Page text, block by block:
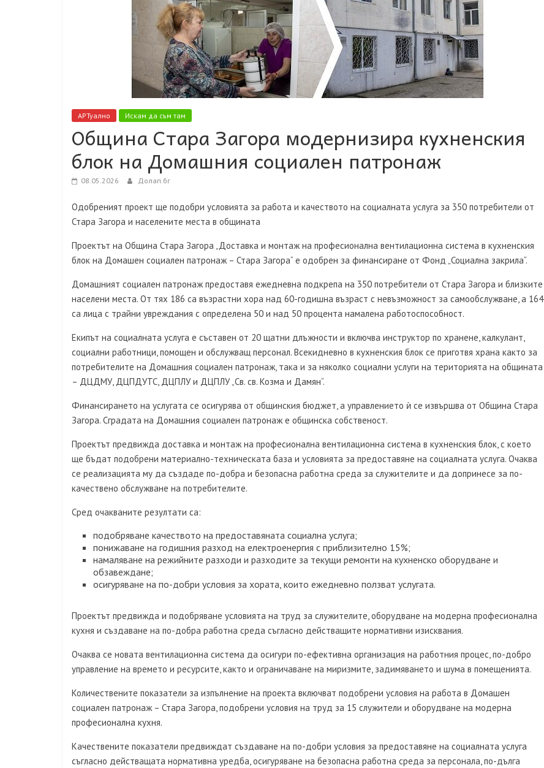
АРТуално Искам да съм там
Община Стара Загора модернизира кухненския
блок на Домашния социален патронаж
08.05.2026 Долап.бг
Одобреният проект ще подобри условията за работа и качеството на социалната услуга за 350 потребители от
Стара Загора и населените места в общината
Проектът на Община Стара Загора „Доставка и монтаж на професионална вентилационна система в кухненския
блок на Домашен социален патронаж – Стара Загора“ е одобрен за финансиране от Фонд „Социална закрила“.
Домашният социален патронаж предоставя ежедневна подкрепа на 350 потребители от Стара Загора и близките
населени места. От тях 186 са възрастни хора над 60-годишна възраст с невъзможност за самообслужване, а 164
са лица с трайни увреждания с определена 50 и над 50 процента намалена работоспособност.
Екипът на социалната услуга е съставен от 20 щатни длъжности и включва инструктор по хранене, калкулант,
социални работници, помощен и обслужващ персонал. Всекидневно в кухненския блок се приготвя храна както за
потребителите на Домашния социален патронаж, така и за няколко социални услуги на територията на общината
– ДЦДМУ, ДЦПДУТС, ДЦПЛУ и ДЦПЛУ „Св. св. Козма и Дамян“.
Финансирането на услугата се осигурява от общинския бюджет, а управлението ѝ се извършва от Община Стара
Загора. Сградата на Домашния социален патронаж е общинска собственост.
Проектът предвижда доставка и монтаж на професионална вентилационна система в кухненския блок, с което
ще бъдат подобрени материално-техническата база и условията за предоставяне на социалната услуга. Очаква
се реализацията му да създаде по-добра и безопасна работна среда за служителите и да допринесе за по-
качествено обслужване на потребителите.
Сред очакваните резултати са:
подобряване качеството на предоставяната социална услуга;
понижаване на годишния разход на електроенергия с приблизително 15%;
намаляване на режийните разходи и разходите за текущи ремонти на кухненско оборудване и
обзавеждане;
осигуряване на по-добри условия за хората, които ежедневно ползват услугата.
Проектът предвижда и подобряване условията на труд за служителите, оборудване на модерна професионална
кухня и създаване на по-добра работна среда съгласно действащите нормативни изисквания.
Очаква се новата вентилационна система да осигури по-ефективна организация на работния процес, по-добро
управление на времето и ресурсите, както и ограничаване на миризмите, задимяването и шума в помещенията.
Количествените показатели за изпълнение на проекта включват подобрени условия на работа в Домашен
социален патронаж – Стара Загора, подобрени условия на труд за 15 служители и оборудване на модерна
професионална кухня.
Качествените показатели предвиждат създаване на по-добри условия за предоставяне на социалната услуга
съгласно действащата нормативна уредба, осигуряване на безопасна работна среда за персонала, по-дълга